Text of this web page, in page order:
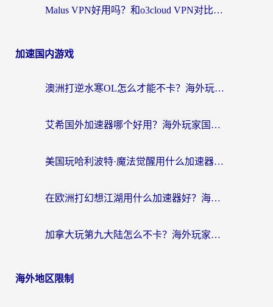
Malus VPN好用吗？和o3cloud VPN对比哪个回国效果更好？
加速国内游戏
澳洲打逆水寒OL怎么才能不卡？海外玩家国服游戏加速终极指南（附梦幻模拟战地铁跑酷解决办法）
艾希国外加速器哪个好用？海外玩家国服游戏畅玩终极指南（附欧洲玩鸣潮街头篮球实测）
美国玩哈利波特·魔法觉醒用什么加速器？告别延迟的终极指南（含免费QQ炫舞方案+印尼妄想山海秘籍）
在欧洲打幻想江湖用什么加速器好？海外玩家国服游戏畅玩指南
加拿大玩第九大陆怎么不卡？海外玩家国服游戏加速全攻略（附足球世界萤火突击实测）
海外地区限制